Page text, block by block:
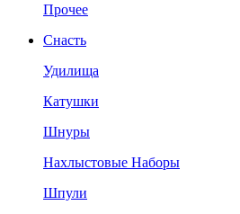
Прочее
Снасть
Удилища
Катушки
Шнуры
Нахлыстовые Наборы
Шпули